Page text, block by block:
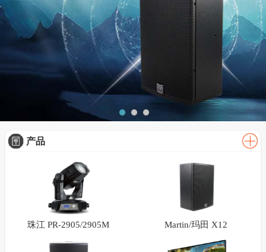
产品
珠江 PR-2905/2905M Martin/玛田 X12